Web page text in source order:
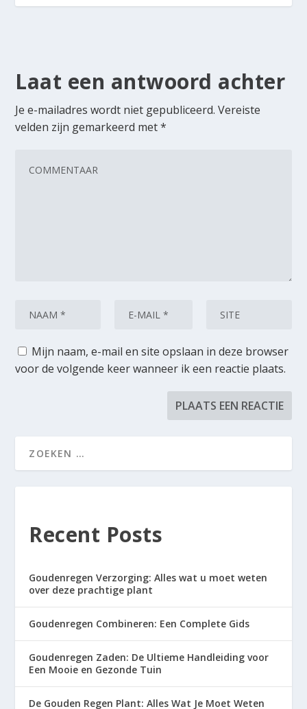
Laat een antwoord achter
Je e-mailadres wordt niet gepubliceerd. Vereiste
velden zijn gemarkeerd met*
Mijn naam, e-mail en site opslaan in deze browser
voor de volgende keer wanneer ik een reactie plaats.
Recent Posts
Goudenregen Verzorging: Alles wat u moet weten
over deze prachtige plant
Goudenregen Combineren: Een Complete Gids
Goudenregen Zaden: De Ultieme Handleiding voor
Een Mooie en Gezonde Tuin
De Gouden Regen Plant: Alles Wat Je Moet Weten